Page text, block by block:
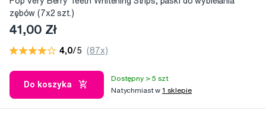
zębów (7x2 szt.)
41,00 Zł
4,0/5 (87x)
Do koszyka
Dostępny > 5 szt
Natychmiast w1 sklepie